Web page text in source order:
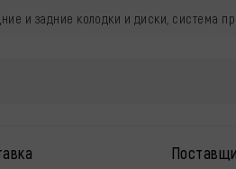
и задние колодки и диски, система